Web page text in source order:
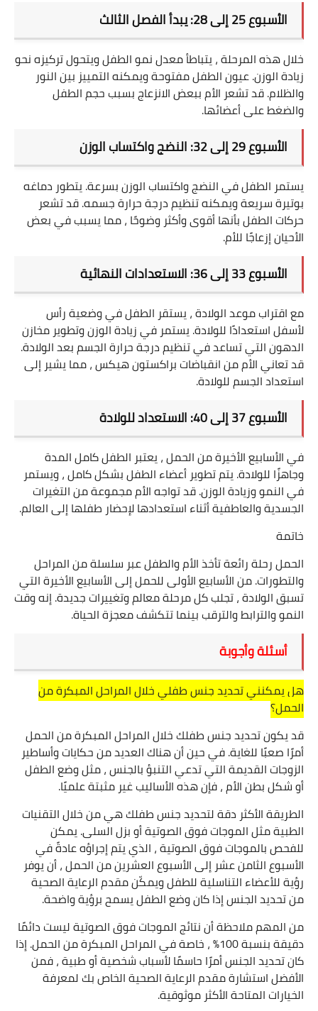
الأسبوع 25 إلى 28: يبدأ الفصل الثالث
خلال هذه المرحلة ، يتباطأ معدل نمو الطفل ويتحول تركيزه نحو
زيادة الوزن. عيون الطفل مفتوحة ويمكنه التمييز بين النور
والظلام. قد تشعر الأم ببعض الانزعاج بسبب حجم الطفل
والضغط على أعضائها.
الأسبوع 29 إلى 32: النضج واكتساب الوزن
يستمر الطفل في النضج واكتساب الوزن بسرعة. يتطور دماغه
بوتيرة سريعة ويمكنه تنظيم درجة حرارة جسمه. قد تشعر
حركات الطفل بأنها أقوى وأكثر وضوحًا ، مما يسبب في بعض
الأحيان إزعاجًا للأم.
الأسبوع 33 إلى 36: الاستعدادات النهائية
مع اقتراب موعد الولادة ، يستقر الطفل في وضعية رأس
لأسفل استعدادًا للولادة. يستمر في زيادة الوزن وتطوير مخازن
الدهون التي تساعد في تنظيم درجة حرارة الجسم بعد الولادة.
قد تعاني الأم من انقباضات براكستون هيكس ، مما يشير إلى
استعداد الجسم للولادة.
الأسبوع 37 إلى 40: الاستعداد للولادة
في الأسابيع الأخيرة من الحمل ، يعتبر الطفل كامل المدة
وجاهزًا للولادة. يتم تطوير أعضاء الطفل بشكل كامل ، ويستمر
في النمو وزيادة الوزن. قد تواجه الأم مجموعة من التغيرات
الجسدية والعاطفية أثناء استعدادها لإحضار طفلها إلى العالم.
خاتمة
الحمل رحلة رائعة تأخذ الأم والطفل عبر سلسلة من المراحل
والتطورات. من الأسابيع الأولى للحمل إلى الأسابيع الأخيرة التي
تسبق الولادة ، تجلب كل مرحلة معالم وتغييرات جديدة. إنه وقت
النمو والترابط والترقب بينما تتكشف معجزة الحياة.
أسئلة وأجوبة
هل يمكنني تحديد جنس طفلي خلال المراحل المبكرة من
الحمل؟
قد يكون تحديد جنس طفلك خلال المراحل المبكرة من الحمل
أمرًا صعبًا للغاية. في حين أن هناك العديد من حكايات وأساطير
الزوجات القديمة التي تدعي التنبؤ بالجنس ، مثل وضع الطفل
أو شكل بطن الأم ، فإن هذه الأساليب غير مثبتة علميًا.
الطريقة الأكثر دقة لتحديد جنس طفلك هي من خلال التقنيات
الطبية مثل الموجات فوق الصوتية أو بزل السلى. يمكن
للفحص بالموجات فوق الصوتية ، الذي يتم إجراؤه عادةً في
الأسبوع الثامن عشر إلى الأسبوع العشرين من الحمل ، أن يوفر
رؤية للأعضاء التناسلية للطفل ويمكّن مقدم الرعاية الصحية
من تحديد الجنس إذا كان وضع الطفل يسمح برؤية واضحة.
من المهم ملاحظة أن نتائج الموجات فوق الصوتية ليست دائمًا
دقيقة بنسبة 100٪ ، خاصة في المراحل المبكرة من الحمل. إذا
كان تحديد الجنس أمرًا حاسمًا لأسباب شخصية أو طبية ، فمن
الأفضل استشارة مقدم الرعاية الصحية الخاص بك لمعرفة
الخيارات المتاحة الأكثر موثوقية.